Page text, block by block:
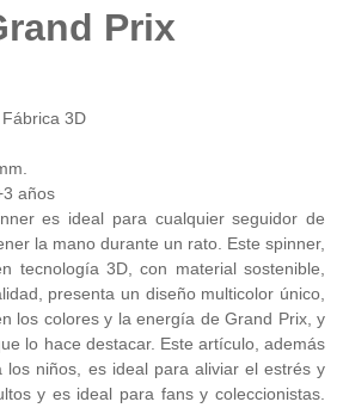
Prix
3D
años
es ideal para cualquier seguidor de
la mano durante un rato. Este spinner,
tecnología 3D, con material sostenible,
presenta un diseño multicolor único,
los colores y la energía de Grand Prix, y
lo hace destacar. Este artículo, además
los niños, es ideal para aliviar el estrés y
y es ideal para fans y coleccionistas.